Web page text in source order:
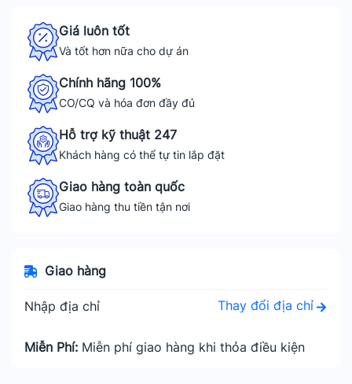
Giá luôn tốt
Và tốt hơn nữa cho dự án
Chính hãng 100%
CO/CQ và hóa đơn đầy đủ
Hỗ trợ kỹ thuật 247
Khách hàng có thể tự tin lắp đặt
Giao hàng toàn quốc
Giao hàng thu tiền tận nơi
Giao hàng
Nhập địa chỉ Thay đổi địa chỉ
Miễn Phí: Miễn phí giao hàng khi thỏa điều kiện